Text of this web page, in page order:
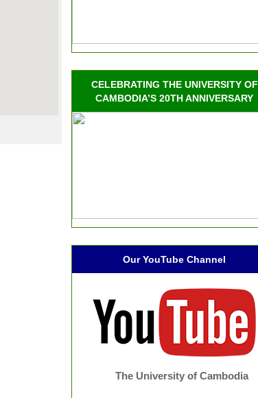
CELEBRATING THE UNIVERSITY OF
CAMBODIA’S 20TH ANNIVERSARY
Our YouTube Channel
The University of Cambodia